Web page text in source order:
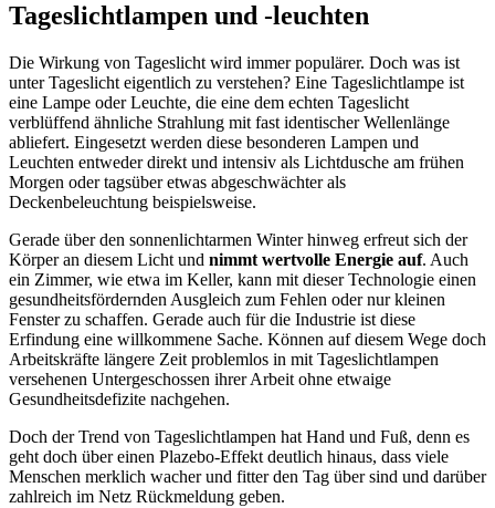
Tageslichtlampen und -leuchten
Die Wirkung von Tageslicht wird immer populärer. Doch was ist
unter Tageslicht eigentlich zu verstehen? Eine Tageslichtlampe ist
eine Lampe oder Leuchte, die eine dem echten Tageslicht
verblüffend ähnliche Strahlung mit fast identischer Wellenlänge
abliefert. Eingesetzt werden diese besonderen Lampen und
Leuchten entweder direkt und intensiv als Lichtdusche am frühen
Morgen oder tagsüber etwas abgeschwächter als
Deckenbeleuchtung beispielsweise.
Gerade über den sonnenlichtarmen Winter hinweg erfreut sich der
Körper an diesem Licht und nimmt wertvolle Energie auf. Auch
ein Zimmer, wie etwa im Keller, kann mit dieser Technologie einen
gesundheitsfördernden Ausgleich zum Fehlen oder nur kleinen
Fenster zu schaffen. Gerade auch für die Industrie ist diese
Erfindung eine willkommene Sache. Können auf diesem Wege doch
Arbeitskräfte längere Zeit problemlos in mit Tageslichtlampen
versehenen Untergeschossen ihrer Arbeit ohne etwaige
Gesundheitsdefizite nachgehen.
Doch der Trend von Tageslichtlampen hat Hand und Fuß, denn es
geht doch über einen Plazebo-Effekt deutlich hinaus, dass viele
Menschen merklich wacher und fitter den Tag über sind und darüber
zahlreich im Netz Rückmeldung geben.